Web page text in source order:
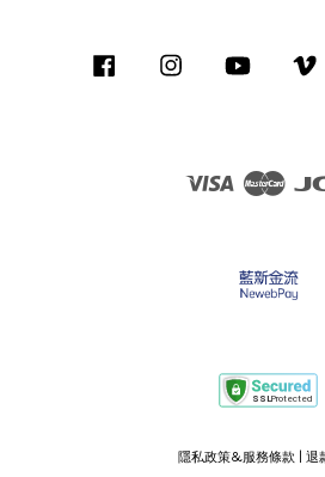
Facebook Instagram YouTube
Visa
隱私政策&服務條款 退